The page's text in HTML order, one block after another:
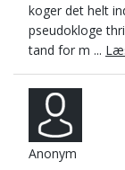
koger det helt
pseudokloge
tand for m ...
Anonym